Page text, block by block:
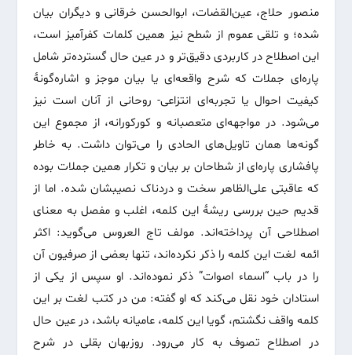
منصور حلاج، عین‌القضات، ابوالحسن خرقانی و دیگران بیان
شده؛ و تلقی عموم از شطح نیز همین کلمات کفرآمیز است،
این اصطلاح در کاربردی دقیق‌تر و در عین حال گسترده‌تر شامل
پاره‌ای جملات که شرح واقعه‌ای یا بیان موجز و اشاره‌گونۀ
کیفیت احوال یا تجربه‌ای انتزاعی- روحانی از آنان است نیز
می‌شود. در مواجهه‌ای متعصبانه و کورکورانه، از مجموع این
گونه‌ها همان تاویل‌های الحادی را می‌توان داشت. به خاطر
پافشاری پاره‌ای از شطاحان بر بیان و تکرار همین جملات بوده
که عاقبتی علی‌الظاهر سخت و دردناک نصیبشان شده. اما از
قدیم حین بررسی ریشۀ این کلمه، اغلب و مفصل به معنای
اصطلاحی آن پرداخته‌اند. مولف تاج العروس می‌گوید: اکثر
ائمه لغت این کلمه را ذکر نکرده‌اند، تنها بعضی از صرفیون آن
را در باب “اسماء اصوات” ذکر نموده‌اند. او سپس از یکی از
استادان خود نقل می‌کند که او گفته: من در کتب لغت بر این
کلمه واقف نگشتم، گویا این کلمه، عامیانه باشد، در عین حال
در اصطلاح تصوف به کار می‌رود. روزبهان بقلی در شرح